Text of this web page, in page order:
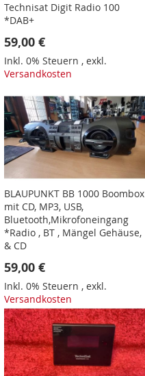
Technisat Digit Radio 100
*DAB+
59,00 €
Inkl. 0% Steuern , exkl.
Versandkosten
BLAUPUNKT BB 1000 Boombox
mit CD, MP3, USB,
Bluetooth,Mikrofoneingang
*Radio , BT , Mängel Gehäuse,
& CD
59,00 €
Inkl. 0% Steuern , exkl.
Versandkosten